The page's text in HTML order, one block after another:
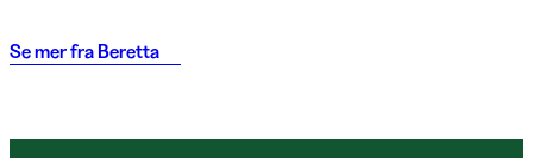
Se mer fra Beretta